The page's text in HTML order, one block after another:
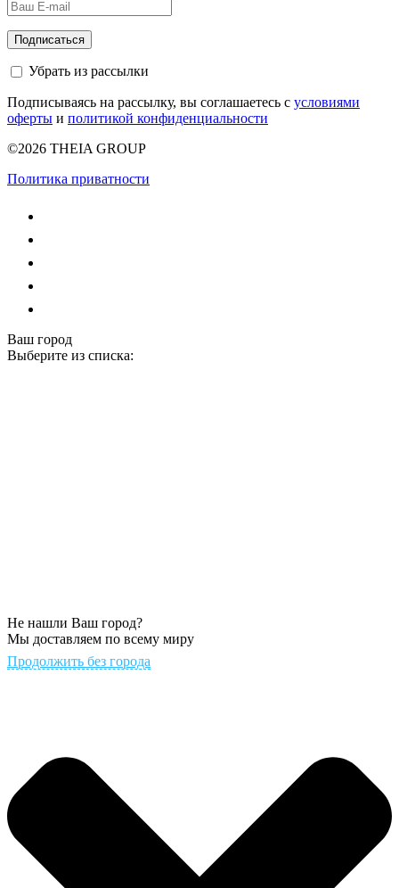
Убрать из рассылки
Подписываясь на рассылку, вы соглашаетесь с условиями
оферты и политикой конфиденциальности
©2026 THEIA GROUP
Политика приватности
Ваш город
Выберите из списка:
Не нашли Ваш город?
Мы доставляем по всему миру
Продолжить без города